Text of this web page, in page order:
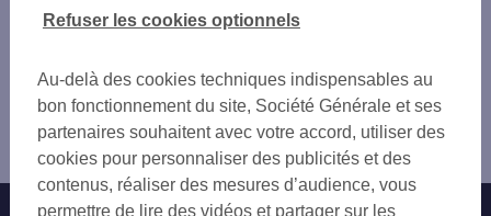
ROCHE LA MOLIERE
CHAMBON FEUGEROLLES
SAINT CHAMOND
FIRMINY
SAINT JUST SAINT RAMBERT
ANDREZIEUX BOUTHEON
VEAUCHE
SAINT-CHAMOND
SAINT-JUST-SAINT-RAMBERT
ANDRÉZIEUX-BOUTHÉON
RIVE-DE-GIER
Vous êtes ici : Accueil
Saint Étienne
Agence SAINT ETIENNE FAURIEL
Au-delà des cookies techniques indispensables au
bon fonctionnement du site, Société Générale et ses
partenaires souhaitent avec votre accord, utiliser des
cookies pour personnaliser des publicités et des
contenus, réaliser des mesures d’audience, vous
permettre de lire des vidéos et partager sur les
Refuser les cookies optionnels